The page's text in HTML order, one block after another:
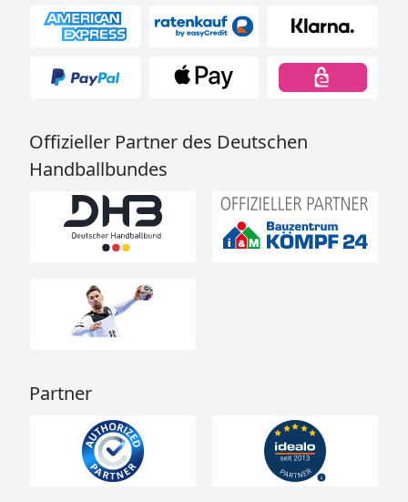
Offizieller Partner des Deutschen
Handballbundes
Partner